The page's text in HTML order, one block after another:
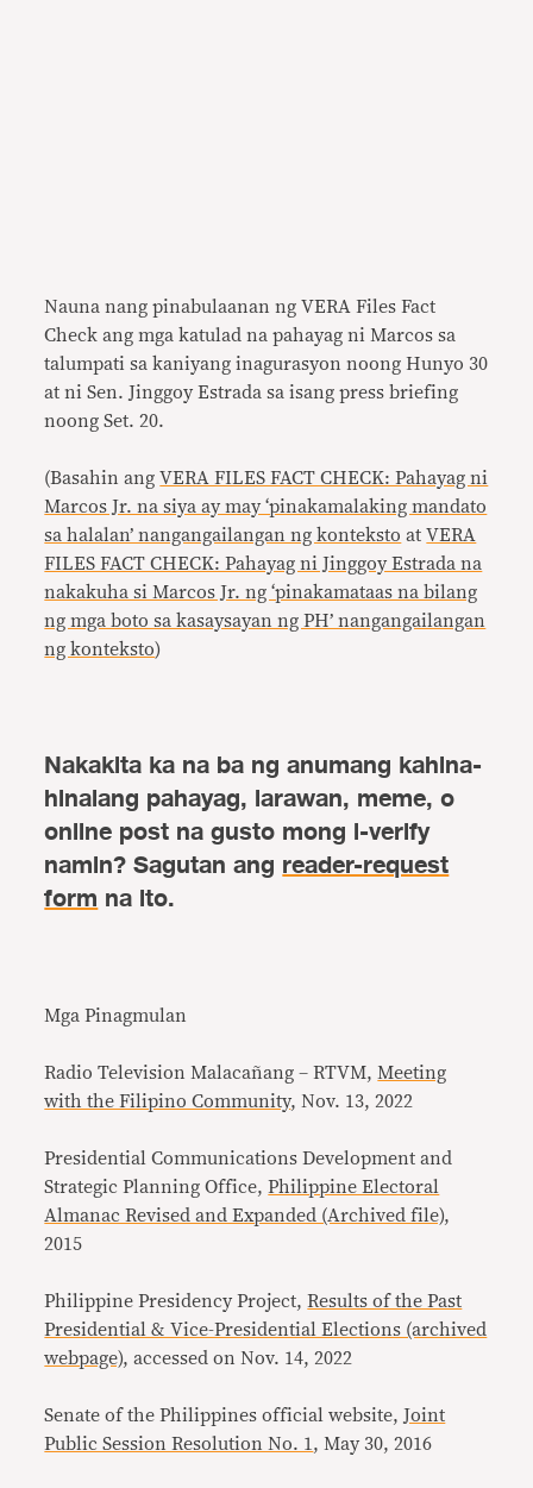
Nauna nang pinabulaanan ng VERA Files Fact
Check ang mga katulad na pahayag ni Marcos sa
talumpati sa kaniyang inagurasyon noong Hunyo 30
at ni Sen. Jinggoy Estrada sa isang press briefing
noong Set. 20.
(Basahin angVERA FILES FACT CHECK: Pahayag ni
Marcos Jr. na siya ay may ‘pinakamalaking mandato
sa halalan’ nangangailangan ng konteksto atVERA
FILES FACT CHECK: Pahayag ni Jinggoy Estrada na
nakakuha si Marcos Jr. ng ‘pinakamataas na bilang
ng mga boto sa kasaysayan ng PH’ nangangailangan
ng konteksto)
Nakakita ka na ba ng anumang kahina-
hinalang pahayag, larawan, meme, o
online post na gusto mong i-verify
namin? Sagutan angreader-request
formna ito.
Mga Pinagmulan
Radio Television Malacañang – RTVM, Meeting
with the Filipino Community, Nov. 13, 2022
Presidential Communications Development and
Strategic Planning Office,Philippine Electoral
Almanac Revised and Expanded (Archived file),
2015
Philippine Presidency Project,Results of the Past
Presidential & Vice-Presidential Elections (archived
webpage), accessed on Nov. 14, 2022
Senate of the Philippines official website,Joint
Public Session Resolution No. 1 , May 30, 2016